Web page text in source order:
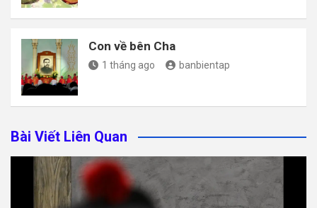
Con về bên Cha
1 tháng ago banbientap
Bài Viết Liên Quan